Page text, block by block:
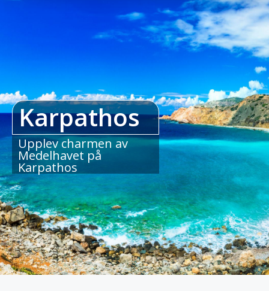
Karpathos
Upplev charmen av
Medelhavet på
Karpathos